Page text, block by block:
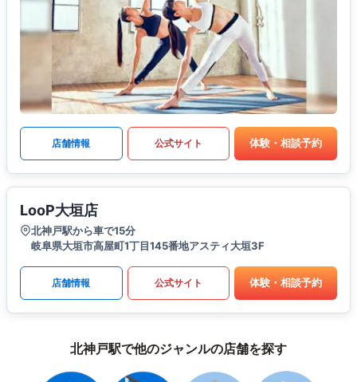
店舗情報 公式サイト 体験・相談予約
LooP大垣店
北神戸駅から車で15分
岐阜県大垣市高屋町1丁目145番地アスティ大垣3F
店舗情報 公式サイト 体験・相談予約
北神戸駅で他のジャンルの店舗を探す